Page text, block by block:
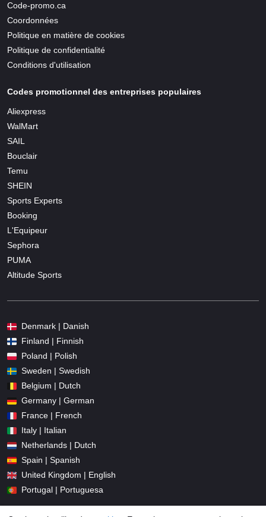
Code-promo.ca
Coordonnées
Politique en matière de cookies
Politique de confidentialité
Conditions d'utilisation
Codes promotionnel des entreprises populaires
Aliexpress
WalMart
SAIL
Bouclair
Temu
SHEIN
Sports Experts
Booking
L'Equipeur
Sephora
PUMA
Altitude Sports
Denmark | Danish
Finland | Finnish
Poland | Polish
Sweden | Swedish
Belgium | Dutch
Germany | German
France | French
Italy | Italian
Netherlands | Dutch
Spain | Spanish
United Kingdom | English
Portugal | Portuguesa